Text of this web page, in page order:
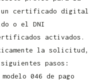
certificado digital
o el DNI
activados.
la solicitud,
pasos:
046 de pago